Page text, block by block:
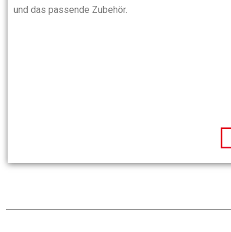
und das passende Zubehör.